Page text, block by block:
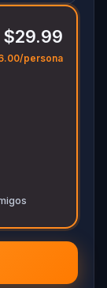
$29.99
persona